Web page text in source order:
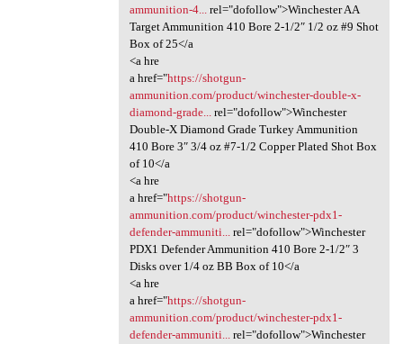
ammunition-4...rel="dofollow">Winchester AA
Target Ammunition 410 Bore 2-1/2″ 1/2 oz #9 Shot
Box of 25</a
<a hre
a href="https://shotgun-
ammunition.com/product/winchester-double-x-
diamond-grade...rel="dofollow">Winchester
Double-X Diamond Grade Turkey Ammunition
410 Bore 3″ 3/4 oz #7-1/2 Copper Plated Shot Box
of 10</a
<a hre
a href="https://shotgun-
ammunition.com/product/winchester-pdx1-
defender-ammuniti...rel="dofollow">Winchester
PDX1 Defender Ammunition 410 Bore 2-1/2″ 3
Disks over 1/4 oz BB Box of 10</a
<a hre
a href="https://shotgun-
ammunition.com/product/winchester-pdx1-
defender-ammuniti...rel="dofollow">Winchester